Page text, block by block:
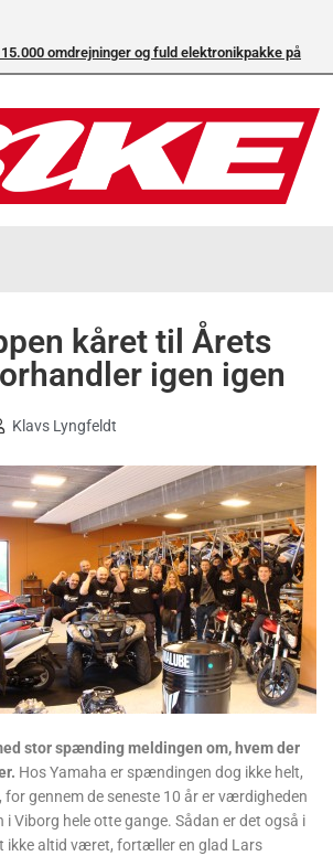
omdrejninger og fuld elektronikpakke på
kåret til Årets
igen igen
Klavs Lyngfeldt
stor spænding meldingen om, hvem der
Hos Yamaha er spændingen dog ikke helt,
for gennem de seneste 10 år er værdigheden
i Viborg hele otte gange. Sådan er det også i
ikke altid været, fortæller en glad Lars